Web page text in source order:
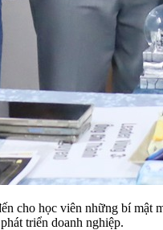
cho học viên những bí
triển doanh nghiệp.